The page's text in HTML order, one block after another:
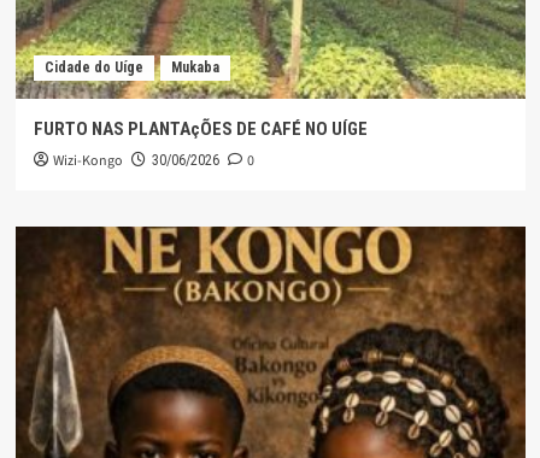
Cidade do Uíge Mukaba
FURTO NAS PLANTAçÕES DE CAFÉ NO UÍGE
Wizi-Kongo 30/06/2026 0